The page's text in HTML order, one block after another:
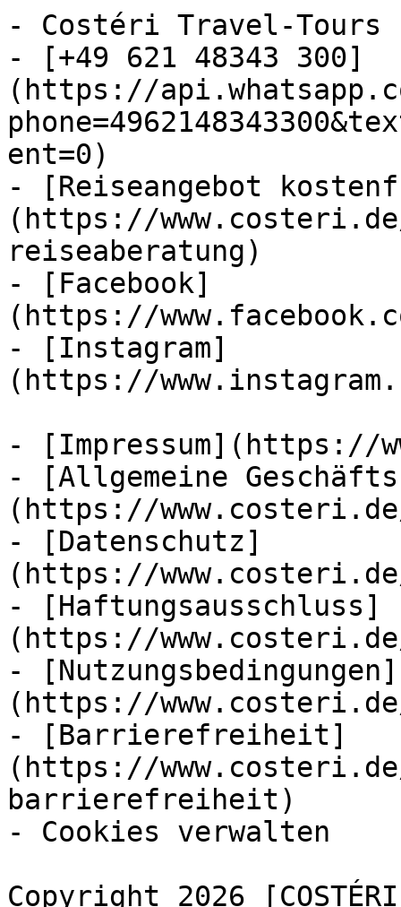
- Costéri Travel-Tours
- [+49 621 48343 300]
(https://
ent=0)
- [Reiseangebot
(https://
reiseaberatung)
- [Facebook]
(https://
- [Instagram]
(https://
- [Impressum](https://
- [Allgemeine
(https://
- [Datenschutz]
(https://
- [Haftungsausschluss]
(https://
- [Nutzungsbedingungen]
(https://
- [Barrierefreiheit]
(https://
barrierefreiheit)
- Cookies verwalten
Copyright 2026